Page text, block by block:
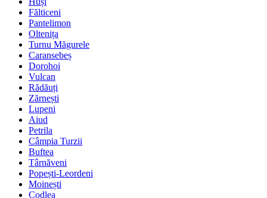
Fălticeni
Pantelimon
Oltenița
Turnu Măgurele
Caransebeș
Dorohoi
Vulcan
Rădăuți
Zărnești
Lupeni
Aiud
Petrila
Câmpia Turzii
Buftea
Târnăveni
Popești-Leordeni
Moinești
Codlea